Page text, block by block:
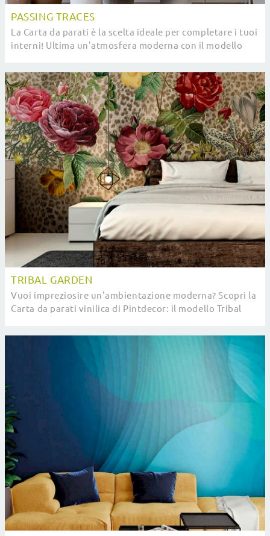
PASSING TRACES
La Carta da parati è la scelta ideale per completare i tuoi
interni! Ultima un'atmosfera moderna con il modello
TRIBAL GARDEN
Vuoi impreziosire un'ambientazione moderna? Scopri la
Carta da parati vinilica di Pintdecor: il modello Tribal